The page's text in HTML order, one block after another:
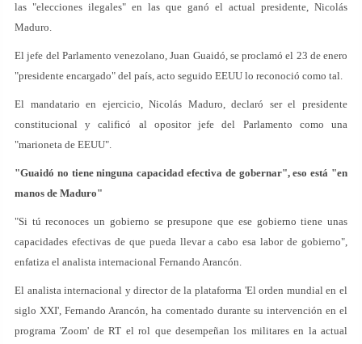
las "elecciones ilegales" en las que ganó el actual presidente, Nicolás
Maduro.
El jefe del Parlamento venezolano, Juan Guaidó, se proclamó el 23 de enero
"presidente encargado" del país, acto seguido EEUU lo reconoció como tal.
El mandatario en ejercicio, Nicolás Maduro, declaró ser el presidente
constitucional y calificó al opositor jefe del Parlamento como una
"marioneta de EEUU".
"Guaidó no tiene ninguna capacidad efectiva de gobernar", eso está "en
manos de Maduro"
"Si tú reconoces un gobierno se presupone que ese gobierno tiene unas
capacidades efectivas de que pueda llevar a cabo esa labor de gobierno",
enfatiza el analista internacional Fernando Arancón.
El analista internacional y director de la plataforma 'El orden mundial en el
siglo XXI', Fernando Arancón, ha comentado durante su intervención en el
programa 'Zoom' de RT el rol que desempeñan los militares en la actual